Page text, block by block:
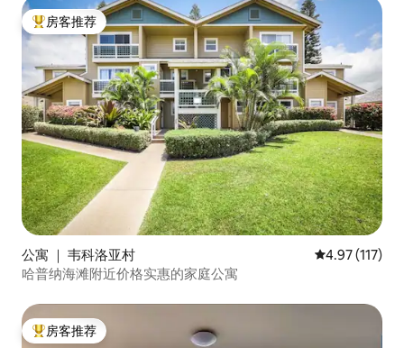
热门「房客推荐」
房客推荐
公寓 ｜ 韦科洛亚村 平均评分 4.97
4.97 (117)
哈普纳海滩附近价格实惠的家庭公寓
热门「房客推荐」
房客推荐